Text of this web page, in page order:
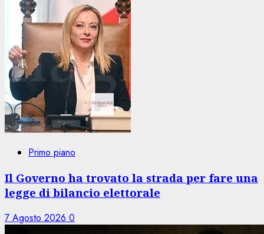
Primo piano
Il Governo ha trovato la strada per fare una
legge di bilancio elettorale
7 Agosto 2026 0